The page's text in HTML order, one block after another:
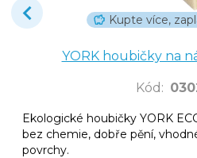
Kupte více,
YORK houbičky na
Kód :
Ekologické houbičky YORK
bez chemie, dobře pění,
povrchy.